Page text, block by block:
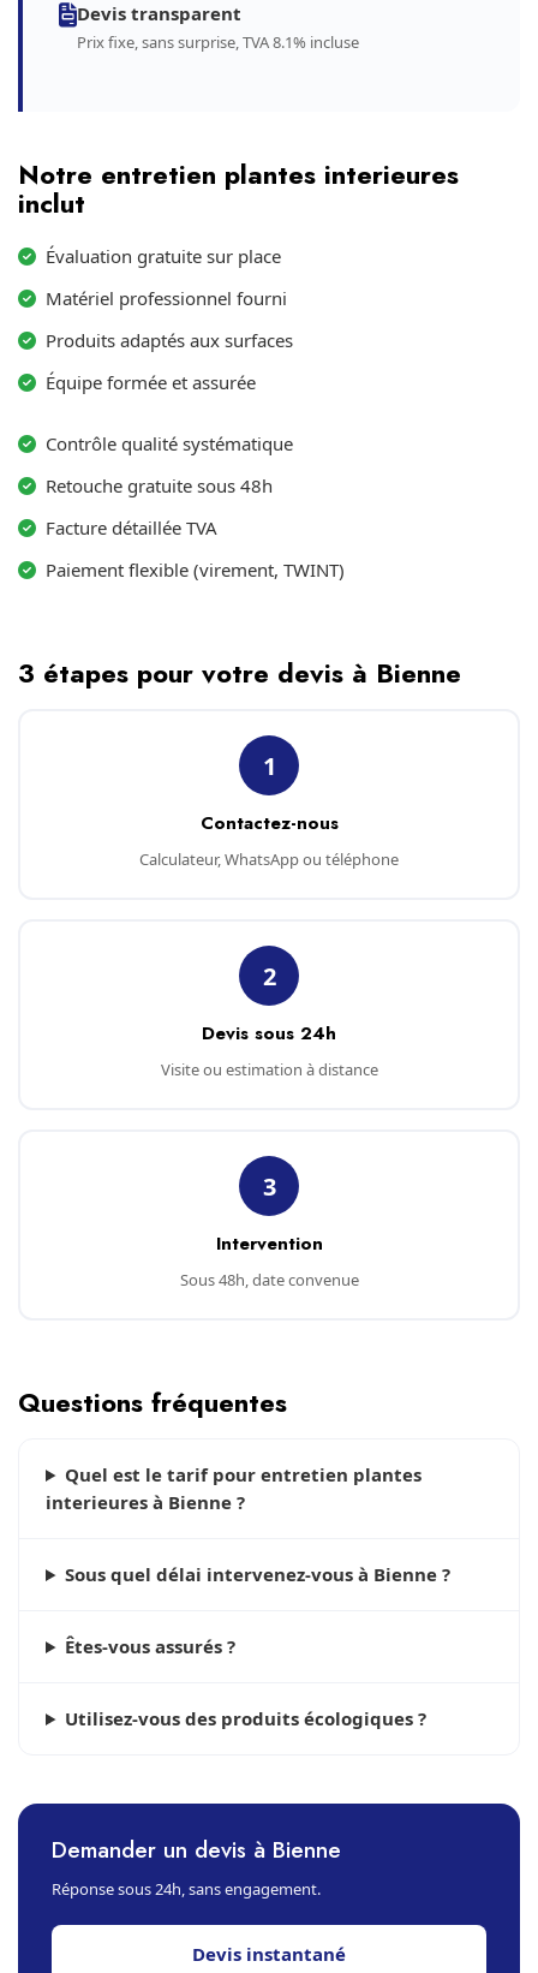
Devis transparent
Prix fixe, sans surprise, TVA 8.1% incluse
Notre entretien plantes interieures
inclut
Évaluation gratuite sur place
Matériel professionnel fourni
Produits adaptés aux surfaces
Équipe formée et assurée
Contrôle qualité systématique
Retouche gratuite sous 48h
Facture détaillée TVA
Paiement flexible (virement, TWINT)
3 étapes pour votre devis à Bienne
1
Contactez-nous
Calculateur, WhatsApp ou téléphone
2
Devis sous 24h
Visite ou estimation à distance
3
Intervention
Sous 48h, date convenue
Questions fréquentes
Quel est le tarif pour entretien plantes
interieures à Bienne ?
Sous quel délai intervenez-vous à Bienne ?
Êtes-vous assurés ?
Utilisez-vous des produits écologiques ?
Demander un devis à Bienne
Réponse sous 24h, sans engagement.
Devis instantané